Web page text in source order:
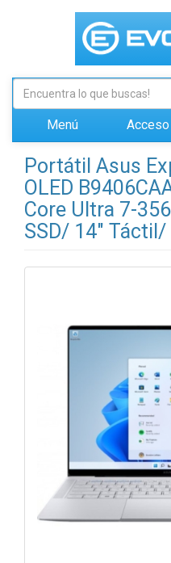
Menú Acceso
Portátil Asus
OLED
Core Ultra 7-
SSD/ 14" Táctil/